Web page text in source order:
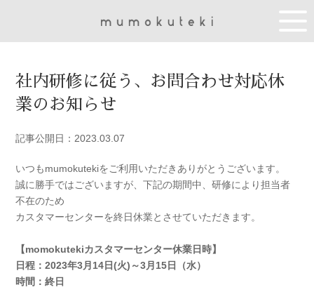
社内研修に従う、お問合わせ対応休
業のお知らせ
記事公開日：2023.03.07
いつもmumokutekiをご利用いただきありがとうございます。
誠に勝手ではございますが、下記の期間中、研修により担当者
不在のため
カスタマーセンターを終日休業とさせていただきます。
【momokutekiカスタマーセンター休業日時】
日程：2023年3月14日(火)～3月15日（水）
時間：終日